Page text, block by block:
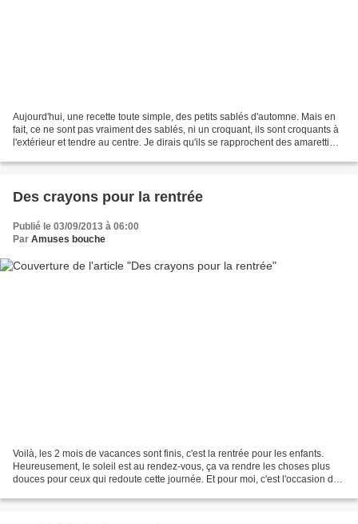
Aujourd'hui, une recette toute simple, des petits sablés d'automne. Mais en
fait, ce ne sont pas vraiment des sablés, ni un croquant, ils sont croquants à
l'extérieur et tendre au centre. Je dirais qu'ils se rapprochent des amaretti
Des crayons pour la rentrée
Publié le 03/09/2013 à 06:00
Par Amuses bouche
Voilà, les 2 mois de vacances sont finis, c'est la rentrée pour les enfants.
Heureusement, le soleil est au rendez-vous, ça va rendre les choses plus
douces pour ceux qui redoute cette journée. Et pour moi, c'est l'occasion de